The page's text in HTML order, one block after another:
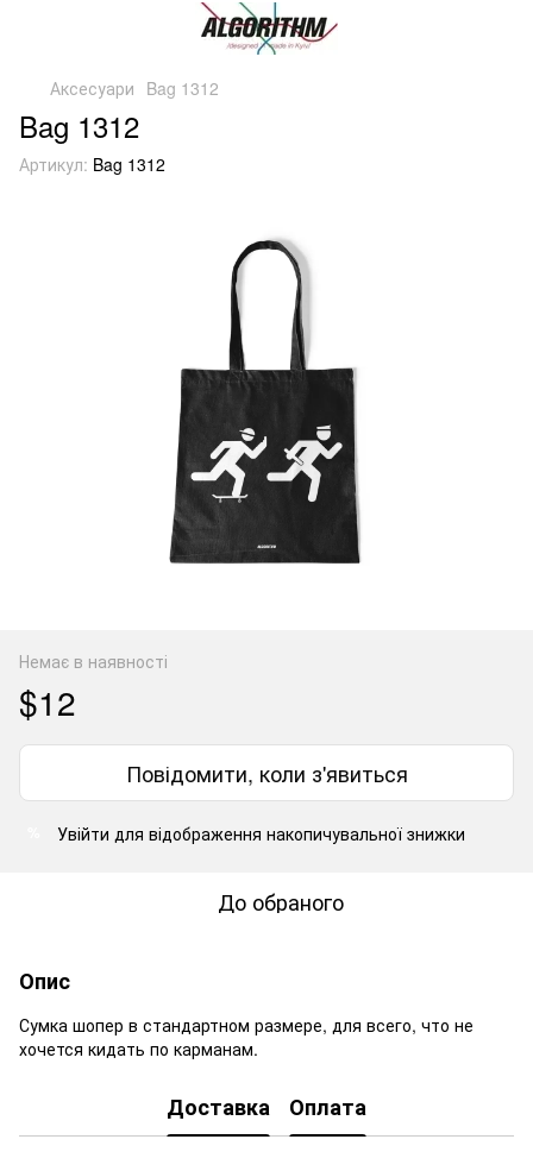
Аксесуари Bag 1312
Bag 1312
Артикул: Bag 1312
Немає в наявності
$12
Повідомити, коли з'явиться
Увійти для відображення накопичувальної знижки
До обраного
Опис
Сумка шопер в стандартном размере, для всего, что не
хочется кидать по карманам.
Доставка Оплата